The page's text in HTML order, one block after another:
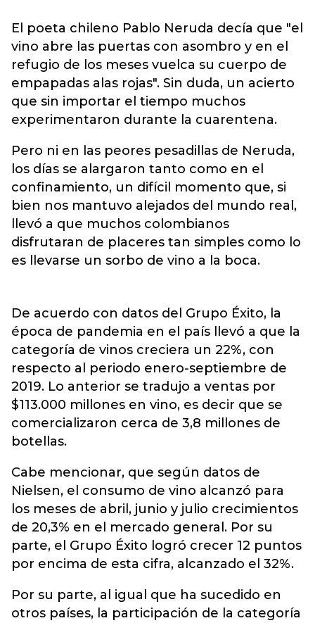
El poeta chileno Pablo Neruda decía que "el
vino abre las puertas con asombro y en el
refugio de los meses vuelca su cuerpo de
empapadas alas rojas". Sin duda, un acierto
que sin importar el tiempo muchos
experimentaron durante la cuarentena.
Pero ni en las peores pesadillas de Neruda,
los días se alargaron tanto como en el
confinamiento, un difícil momento que, si
bien nos mantuvo alejados del mundo real,
llevó a que muchos colombianos
disfrutaran de placeres tan simples como lo
es llevarse un sorbo de vino a la boca.
De acuerdo con datos del Grupo Éxito, la
época de pandemia en el país llevó a que la
categoría de vinos creciera un 22%, con
respecto al periodo enero-septiembre de
2019. Lo anterior se tradujo a ventas por
$113.000 millones en vino, es decir que se
comercializaron cerca de 3,8 millones de
botellas.
Cabe mencionar, que según datos de
Nielsen, el consumo de vino alcanzó para
los meses de abril, junio y julio crecimientos
de 20,3% en el mercado general. Por su
parte, el Grupo Éxito logró crecer 12 puntos
por encima de esta cifra, alcanzado el 32%.
Por su parte, al igual que ha sucedido en
otros países, la participación de la categoría